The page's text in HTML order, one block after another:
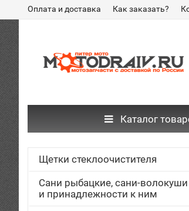
Оплата и доставка Как заказать?
Каталог
Щетки стеклоочистителя
Сани рыбацкие, сани-волокуши
и принадлежности к ним